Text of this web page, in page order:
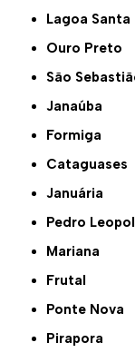
Lagoa Santa
Ouro Preto
São
Janaúba
Formiga
Cataguases
Januária
Pedro
Mariana
Frutal
Ponte Nova
Pirapora